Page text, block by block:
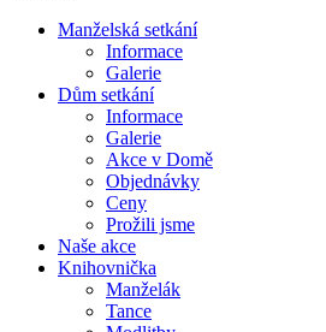
Manželská setkání
Informace
Galerie
Dům setkání
Informace
Galerie
Akce v Domě
Objed­návky
Ceny
Prožili jsme
Naše akce
Knihov­nička
Manželák
Tance